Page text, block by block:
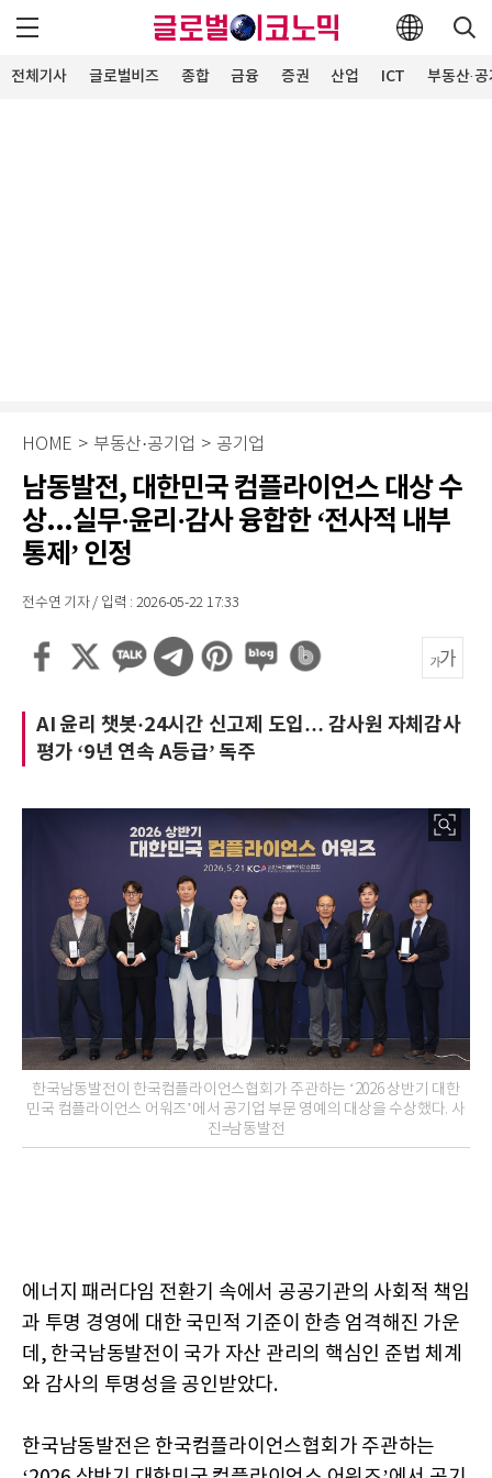
전체기사 글로벌비즈 종합 금융 증권 산업 ICT 부동산·
HOME > 부동산·공기업 > 공기업
남동발전, 대한민국 컴플라이언스 대상 수
상...실무·윤리·감사 융합한 ‘전사적 내부
통제’ 인정
전수연 기자 / 입력 : 2026-05-22 17:33
AI 윤리 챗봇·24시간 신고제 도입… 감사원 자체감사
평가 ‘9년 연속 A등급’ 독주
한국남동발전이 한국컴플라이언스협회가 주관하는 ‘2026 상반기 대한
민국 컴플라이언스 어워즈’에서 공기업 부문 영예의 대상을 수상했다. 사
진=남동발전
에너지 패러다임 전환기 속에서 공공기관의 사회적 책임
과 투명 경영에 대한 국민적 기준이 한층 엄격해진 가운
데, 한국남동발전이 국가 자산 관리의 핵심인 준법 체계
와 감사의 투명성을 공인받았다.
한국남동발전은 한국컴플라이언스협회가 주관하는